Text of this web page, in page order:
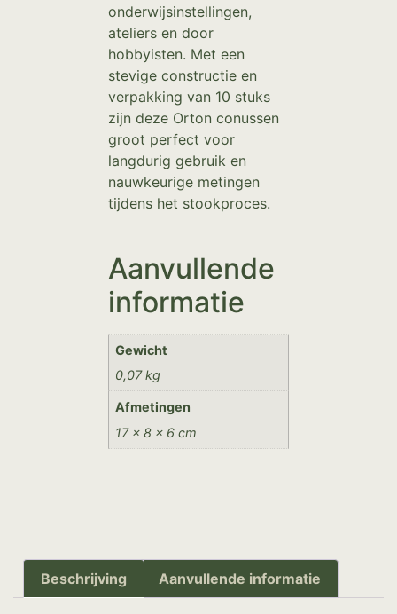
onderwijsinstellingen,
ateliers en door
hobbyisten. Met een
stevige constructie en
verpakking van 10 stuks
zijn deze Orton conussen
groot perfect voor
langdurig gebruik en
nauwkeurige metingen
tijdens het stookproces.
Aanvullende
informatie
Gewicht
0,07 kg
Afmetingen
17 × 8 × 6 cm
Beschrijving Aanvullende informatie